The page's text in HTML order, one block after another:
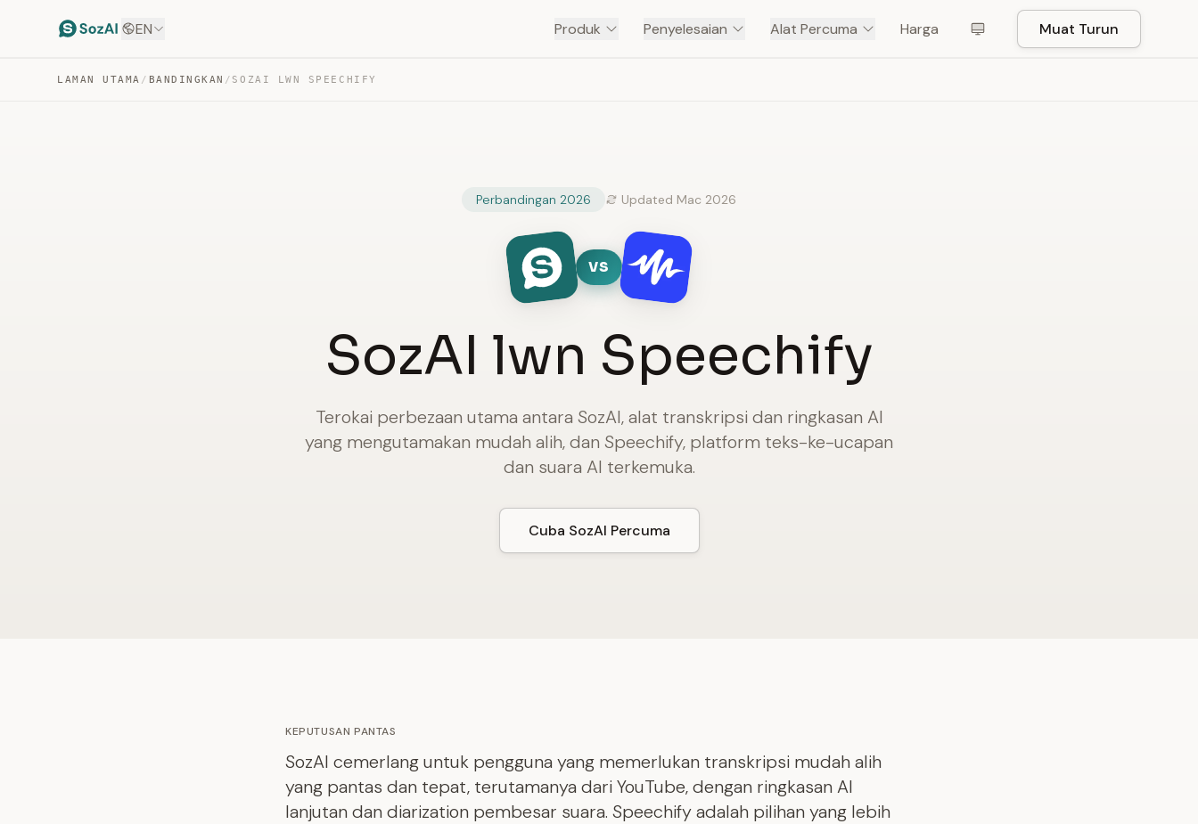
EN Produk Penyelesaian Alat Percuma Harga Muat Turun
LAMAN UTAMA / BANDINGKAN / SOZAI LWN SPEECHIFY
Perbandingan 2026 Updated Mac 2026
VS
SozAI lwn Speechify
Terokai perbezaan utama antara SozAI, alat transkripsi dan ringkasan AI
yang mengutamakan mudah alih, dan Speechify, platform teks-ke-ucapan
dan suara AI terkemuka.
Cuba SozAI Percuma
KEPUTUSAN PANTAS
SozAI cemerlang untuk pengguna yang memerlukan transkripsi mudah alih
yang pantas dan tepat, terutamanya dari YouTube, dengan ringkasan AI
lanjutan dan diarization pembesar suara. Speechify adalah pilihan yang lebih